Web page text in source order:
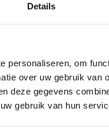
Details
personaliseren, om
over uw gebruik van
deze gegevens
gebruik van hun
patina,
van uw
slanke